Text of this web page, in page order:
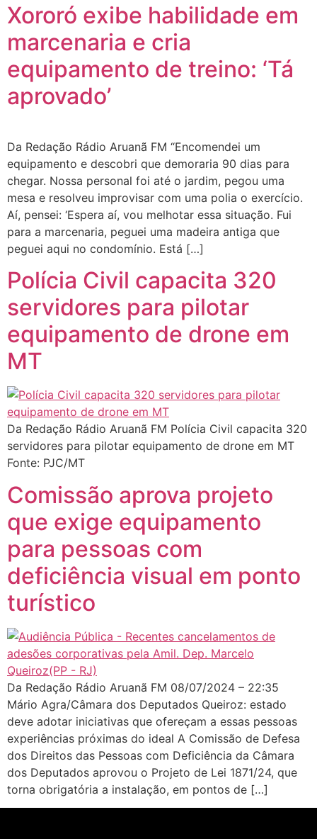
Xororó exibe habilidade em
marcenaria e cria
equipamento de treino: ‘Tá
aprovado’
Da Redação Rádio Aruanã FM “Encomendei um
equipamento e descobri que demoraria 90 dias para
chegar. Nossa personal foi até o jardim, pegou uma
mesa e resolveu improvisar com uma polia o exercício.
Aí, pensei: ‘Espera aí, vou melhotar essa situação. Fui
para a marcenaria, peguei uma madeira antiga que
peguei aqui no condomínio. Está […]
Polícia Civil capacita 320
servidores para pilotar
equipamento de drone em
MT
Da Redação Rádio Aruanã FM Polícia Civil capacita 320
servidores para pilotar equipamento de drone em MT
Fonte: PJC/MT
Comissão aprova projeto
que exige equipamento
para pessoas com
deficiência visual em ponto
turístico
Da Redação Rádio Aruanã FM 08/07/2024 – 22:35
Mário Agra/Câmara dos Deputados Queiroz: estado
deve adotar iniciativas que ofereçam a essas pessoas
experiências próximas do ideal A Comissão de Defesa
dos Direitos das Pessoas com Deficiência da Câmara
dos Deputados aprovou o Projeto de Lei 1871/24, que
torna obrigatória a instalação, em pontos de […]